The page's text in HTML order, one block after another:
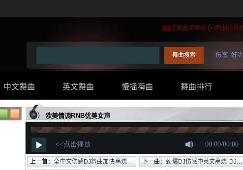
DJ让舞曲更精彩,DJ舞曲让音
伤感 好听
中文舞曲 英文舞曲 慢摇嗨曲 舞曲排行
..
欧美情调RNB优美女声
上一首：全中文伤感DJ舞曲加快串烧 下一曲：劲爆DJ伤感中英文串烧-DJ勤仔